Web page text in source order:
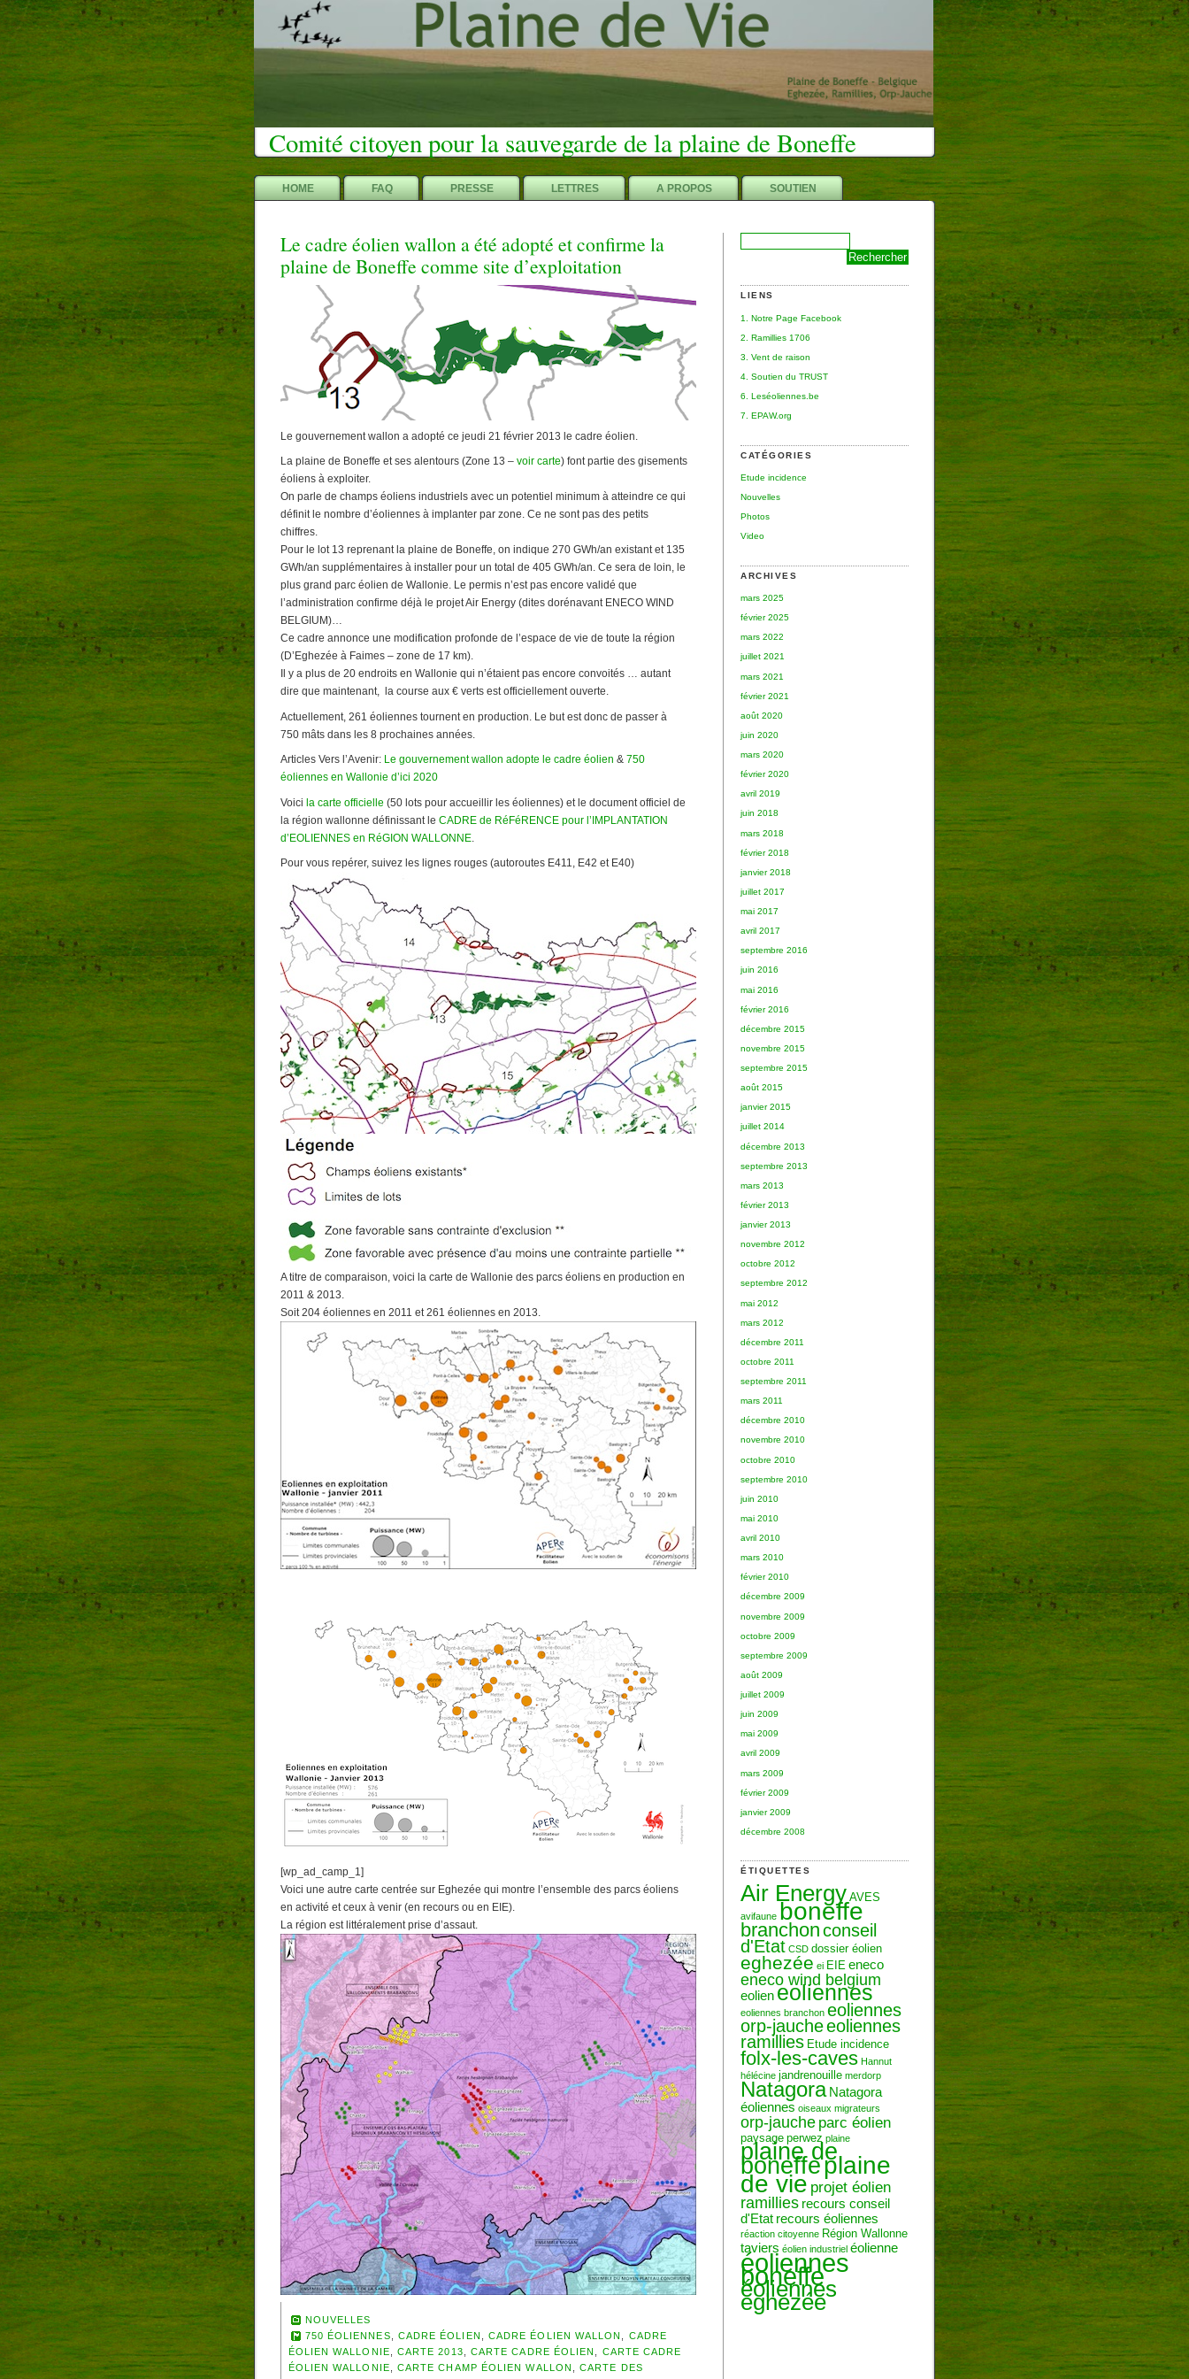
Comité citoyen pour la sauvegarde de la plaine de Boneffe
HOME FAQ PRESSE LETTRES A PROPOS SOUTIEN
LIENS
1. Notre Page Facebook
2. Ramillies 1706
3. Vent de raison
4. Soutien du TRUST
6. Leséoliennes.be
7. EPAW.org
CATÉGORIES
Etude incidence
Nouvelles
Photos
Video
ARCHIVES
mars 2025
février 2025
mars 2022
juillet 2021
mars 2021
février 2021
août 2020
juin 2020
mars 2020
février 2020
avril 2019
juin 2018
mars 2018
février 2018
janvier 2018
juillet 2017
mai 2017
avril 2017
septembre 2016
juin 2016
mai 2016
février 2016
décembre 2015
novembre 2015
septembre 2015
août 2015
janvier 2015
juillet 2014
décembre 2013
septembre 2013
mars 2013
février 2013
janvier 2013
novembre 2012
octobre 2012
septembre 2012
mai 2012
mars 2012
décembre 2011
octobre 2011
septembre 2011
mars 2011
décembre 2010
novembre 2010
octobre 2010
septembre 2010
juin 2010
mai 2010
avril 2010
mars 2010
février 2010
décembre 2009
novembre 2009
octobre 2009
septembre 2009
août 2009
juillet 2009
juin 2009
mai 2009
avril 2009
mars 2009
février 2009
janvier 2009
décembre 2008
ÉTIQUETTES
Air Energy AVES
avifaune boneffe
branchonconseil
d'Etat CSD dossier éolien
eghezée ei EIE eneco
eneco wind belgium
eolieneoliennes
eoliennes branchon eoliennes
orp-jaucheeoliennes
ramillies Etude incidence
folx-les-caves Hannut
hélécine jandrenouille merdorp
Natagora Natagora
éoliennes oiseaux migrateurs
orp-jauche parc éolien
paysage perwez plaine
plaine de
boneffeplaine
de vie projet éolien
ramillies recours conseil
d'Etat recours éoliennes
réaction citoyenne Région Wallonne
taviers éolien industriel éolienne
éoliennes
boneffe
éoliennes
eghezée
Le cadre éolien wallon a été adopté et confirme la
plaine de Boneffe comme site d’exploitation
Le gouvernement wallon a adopté ce jeudi 21 février 2013 le cadre éolien.
La plaine de Boneffe et ses alentours (Zone 13 – voir carte) font partie des gisements
éoliens à exploiter.
On parle de champs éoliens industriels avec un potentiel minimum à atteindre ce qui
définit le nombre d’éoliennes à implanter par zone. Ce ne sont pas des petits
chiffres.
Pour le lot 13 reprenant la plaine de Boneffe, on indique 270 GWh/an existant et 135
GWh/an supplémentaires à installer pour un total de 405 GWh/an. Ce sera de loin, le
plus grand parc éolien de Wallonie. Le permis n’est pas encore validé que
l’administration confirme déjà le projet Air Energy (dites dorénavant ENECO WIND
BELGIUM)…
Ce cadre annonce une modification profonde de l’espace de vie de toute la région
(D’Eghezée à Faimes – zone de 17 km).
Il y a plus de 20 endroits en Wallonie qui n’étaient pas encore convoités … autant
dire que maintenant, la course aux € verts est officiellement ouverte.
Actuellement, 261 éoliennes tournent en production. Le but est donc de passer à
750 mâts dans les 8 prochaines années.
Articles Vers l’Avenir: Le gouvernement wallon adopte le cadre éolien & 750
éoliennes en Wallonie d’ici 2020
Voici la carte officielle (50 lots pour accueillir les éoliennes) et le document officiel de
la région wallonne définissant le CADRE de RéFéRENCE pour l’IMPLANTATION
d’EOLIENNES en RéGION WALLONNE
Pour vous repérer, suivez les lignes rouges (autoroutes E411, E42 et E40)
A titre de comparaison, voici la carte de Wallonie des parcs éoliens en production en
2011 & 2013.
Soit 204 éoliennes en 2011 et 261 éoliennes en 2013.
[wp_ad_camp_1]
Voici une autre carte centrée sur Eghezée qui montre l’ensemble des parcs éoliens
en activité et ceux à venir (en recours ou en EIE).
La région est littéralement prise d’assaut.
NOUVELLES
750 ÉOLIENNES
CADRE ÉOLIEN CADRE ÉOLIEN WALLON
CADRE
ÉOLIEN WALLONIE
CARTE 2013 CARTE CADRE ÉOLIEN
CARTE CADRE
ÉOLIEN WALLONIE
CARTE CHAMP ÉOLIEN WALLON ,CARTE DES